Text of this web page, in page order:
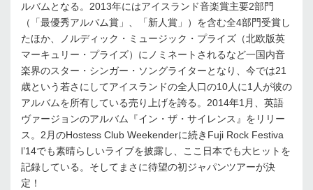
ルバムとなる。2013年にはアイスランド音楽賞主要2部門
（「最優秀アルバム賞」、「新人賞」）を含む全4部門受賞し
たほか、ノルディック・ミュージック・プライズ（北欧版英
マーキュリー・プライズ）にノミネートされるなど一国内音
楽界のスター・シンガー・ソングライターとなり、今では21
歳という若さにしてアイスランドの全人口の10人に1人が彼の
アルバムを所有している売り上げを誇る。2014年1月、英語
ヴァージョンのアルバム『イン・ザ・サイレンス』をリリー
ス。2月のHostess Club Weekenderに続きFuji Rock Festiva
l’14でも素晴らしいライブを披露し、ここ日本でも大ヒットを
記録している。そしてまさに待望の初ジャパンツアーが決
定！